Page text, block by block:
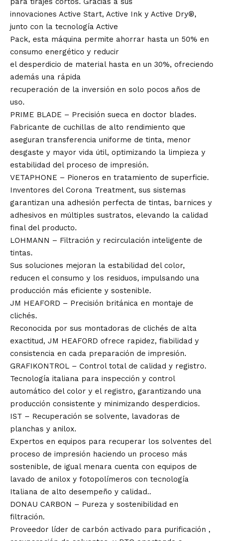
innovaciones Active Start, Active Ink y Active Dry®,
junto con la tecnología Active
Pack, esta máquina permite ahorrar hasta un 50% en
consumo energético y reducir
el desperdicio de material hasta en un 30%, ofreciendo
además una rápida
recuperación de la inversión en solo pocos años de
uso.
PRIME BLADE – Precisión sueca en doctor blades.
Fabricante de cuchillas de alto rendimiento que
aseguran transferencia uniforme de tinta, menor
desgaste y mayor vida útil, optimizando la limpieza y
estabilidad del proceso de impresión.
VETAPHONE – Pioneros en tratamiento de superficie.
Inventores del Corona Treatment, sus sistemas
garantizan una adhesión perfecta de tintas, barnices y
adhesivos en múltiples sustratos, elevando la calidad
final del producto.
LOHMANN – Filtración y recirculación inteligente de
tintas.
Sus soluciones mejoran la estabilidad del color,
reducen el consumo y los residuos, impulsando una
producción más eficiente y sostenible.
JM HEAFORD – Precisión británica en montaje de
clichés.
Reconocida por sus montadoras de clichés de alta
exactitud, JM HEAFORD ofrece rapidez, fiabilidad y
consistencia en cada preparación de impresión.
GRAFIKONTROL – Control total de calidad y registro.
Tecnología italiana para inspección y control
automático del color y el registro, garantizando una
producción consistente y minimizando desperdicios.
IST – Recuperación se solvente, lavadoras de
planchas y anilox.
Expertos en equipos para recuperar los solventes del
proceso de impresión haciendo un proceso más
sostenible, de igual menara cuenta con equipos de
lavado de anilox y fotopolímeros con tecnología
Italiana de alto desempeño y calidad..
DONAU CARBON – Pureza y sostenibilidad en
filtración.
Proveedor líder de carbón activado para purificación ,